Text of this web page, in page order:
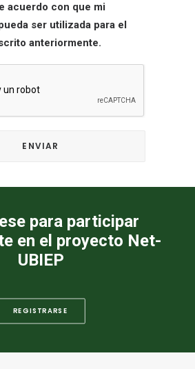
acuerdo con que mi
ser utilizada para el
anteriormente.
para participar
en el proyecto Net-
UBIEP
REGISTRARSE